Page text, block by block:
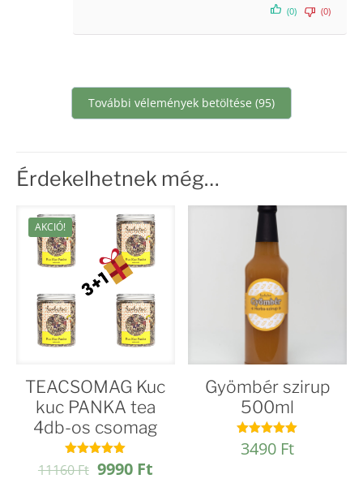
(0) (0)
További vélemények betöltése (95)
Érdekelhetnek még…
AKCIÓ!
TEACSOMAG Kuc
kuc PANKA tea
4db-os csomag
Értékelés:
4.97
11160Ft Original
9990 FtCurrent
Gyömbér szirup
500ml
Értékelés:
4.95
3490 Ft